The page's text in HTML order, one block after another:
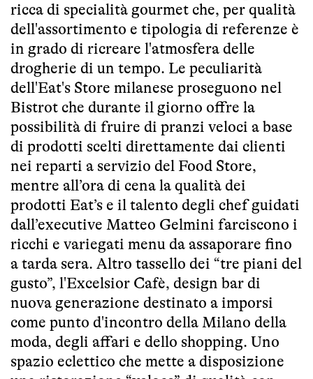
ricca di specialità gourmet che, per qualità
dell'assortimento e tipologia di referenze è
in grado di ricreare l'atmosfera delle
drogherie di un tempo. Le peculiarità
dell'Eat's Store milanese proseguono nel
Bistrot che durante il giorno offre la
possibilità di fruire di pranzi veloci a base
di prodotti scelti direttamente dai clienti
nei reparti a servizio del Food Store,
mentre all’ora di cena la qualità dei
prodotti Eat’s e il talento degli chef guidati
dall’executive Matteo Gelmini farciscono i
ricchi e variegati menu da assaporare fino
a tarda sera. Altro tassello dei “tre piani del
gusto”, l'Excelsior Cafè, design bar di
nuova generazione destinato a imporsi
come punto d'incontro della Milano della
moda, degli affari e dello shopping. Uno
spazio eclettico che mette a disposizione